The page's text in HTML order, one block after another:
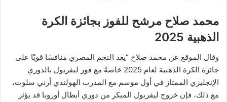
محمد صلاح مرشح للفوز بجائزة الكرة
الذهبية 2025
وقال الموقع عن محمد صلاح “يعد النجم المصري منافسًا قويًا على
جائزة الكرة الذهبية لعام 2025 خاصةً مع فوز ليفربول بالدوري
الإنجليزي الممتاز في أول موسم مع المدرب الهولندي أرني سلوت،
مع ذلك، فإن خروج ليفربول المبكر من دوري أبطال أوروبا قد يؤثر